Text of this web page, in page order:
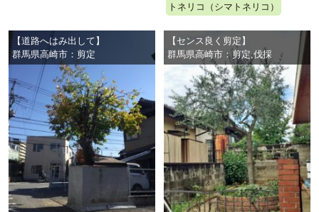
トネリコ（シマトネリコ）
【道路へはみ出して】
群馬県高崎市：剪定
【センス良く剪定】
群馬県高崎市：剪定,伐採